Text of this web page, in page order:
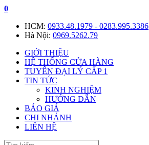
0
HCM: 0933.48.1979 - 0283.995.3386
Hà Nội: 0969.5262.79
GIỚI THIỆU
HỆ THỐNG CỬA HÀNG
TUYỂN ĐẠI LÝ CẤP 1
TIN TỨC
KINH NGHIỆM
HƯỚNG DẪN
BÁO GIÁ
CHI NHÁNH
LIÊN HỆ